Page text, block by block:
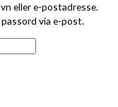
eller e-postadresse.
via e-post.